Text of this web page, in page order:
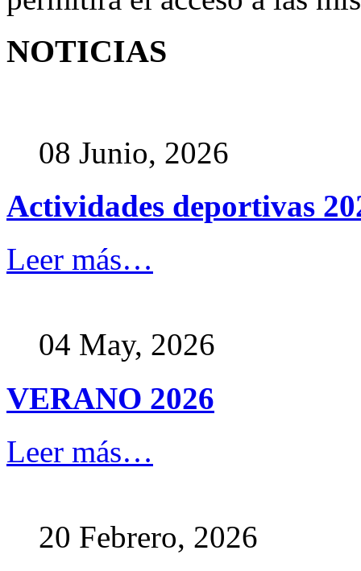
NOTICIAS
08 Junio, 2026
Actividades deportivas
Leer más…
04 May, 2026
VERANO 2026
Leer más…
20 Febrero, 2026